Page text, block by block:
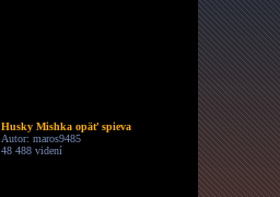
Husky Mishka opäť spieva
Autor: maros9485
48 488 videní